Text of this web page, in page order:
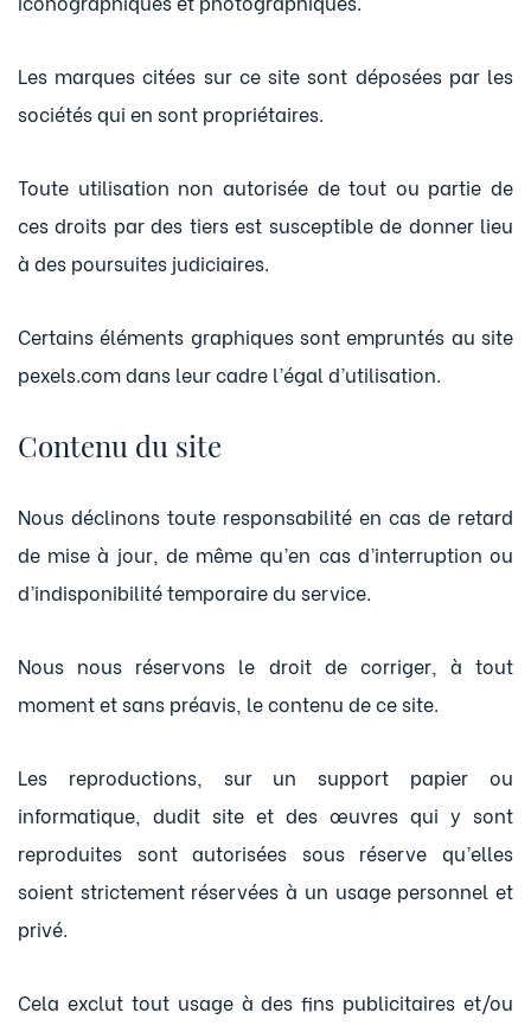
Les marques citées sur ce site sont déposées par les
sociétés qui en sont propriétaires.
Toute utilisation non autorisée de tout ou partie de
ces droits par des tiers est susceptible de donner lieu
à des poursuites judiciaires.
Certains éléments graphiques sont empruntés au site
pexels.com dans leur cadre l’égal d’utilisation.
Contenu du site
Nous déclinons toute responsabilité en cas de retard
de mise à jour, de même qu’en cas d’interruption ou
d’indisponibilité temporaire du service.
Nous nous réservons le droit de corriger, à tout
moment et sans préavis, le contenu de ce site.
Les reproductions, sur un support papier ou
informatique, dudit site et des œuvres qui y sont
reproduites sont autorisées sous réserve qu’elles
soient strictement réservées à un usage personnel et
privé.
Cela exclut tout usage à des fins publicitaires et/ou